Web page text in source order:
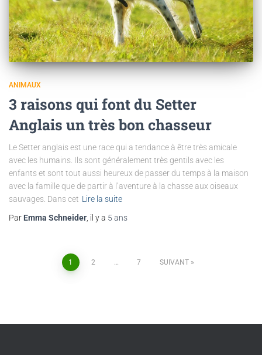
ANIMAUX
3 raisons qui font du Setter
Anglais un très bon chasseur
Le Setter anglais est une race qui a tendance à être très amicale
avec les humains. Ils sont généralement très gentils avec les
enfants et sont tout aussi heureux de passer du temps à la maison
avec la famille que de partir à l’aventure à la chasse aux oiseaux
sauvages. Dans cet Lire la suite
Par Emma Schneider , il y a 5 ans
1 2 7 SUIVANT